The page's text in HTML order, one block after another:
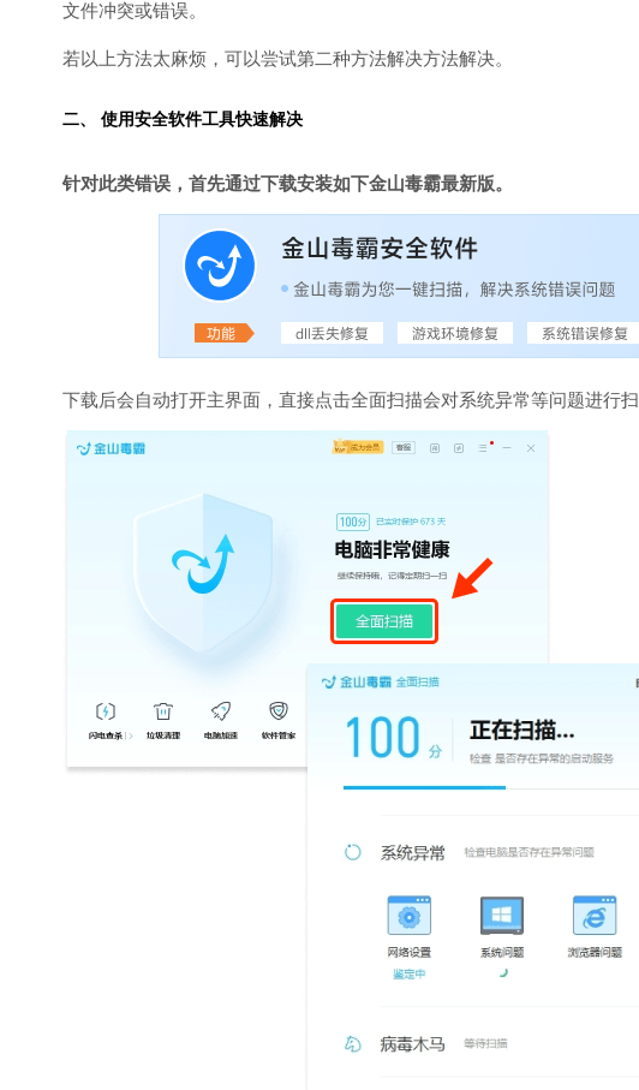
文件冲突或错误。
若以上方法太麻烦，可以尝试第二种方法解决方法解决。
二、 使用安全软件工具快速解决
针对此类错误，首先通过下载安装如下金山毒霸最新版。
下载后会自动打开主界面，直接点击全面扫描会对系统异常等问题进行扫